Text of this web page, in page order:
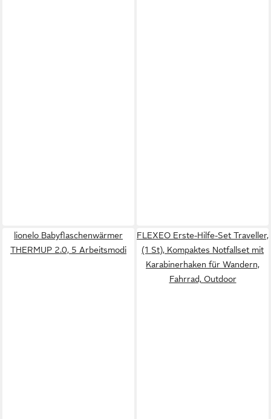
lionelo Babyflaschenwärmer
THERMUP 2.0, 5 Arbeitsmodi
FLEXEO Erste-Hilfe-Set Traveller,
(1 St), Kompaktes Notfallset mit
Karabinerhaken für Wandern,
Fahrrad, Outdoor